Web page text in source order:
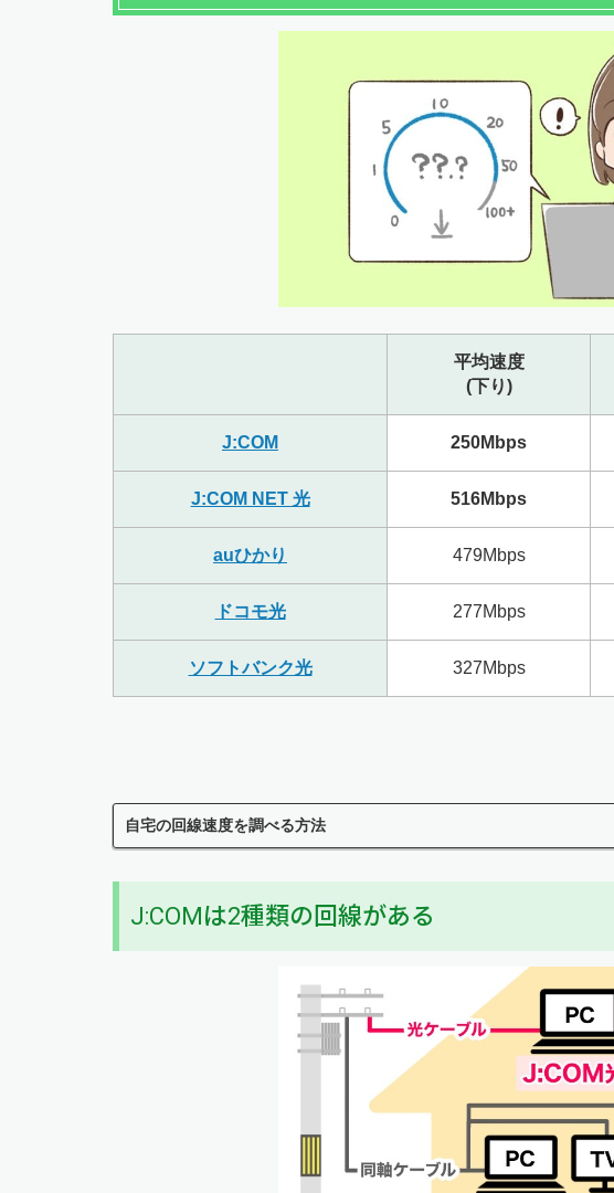
平均速度
(下り)
J:COM 250Mbps
J:COM NET 光 516Mbps
auひかり 479Mbps
ドコモ光 277Mbps
ソフトバンク光 327Mbps
自宅の回線速度を調べる方法
J:COMは2種類の回線がある